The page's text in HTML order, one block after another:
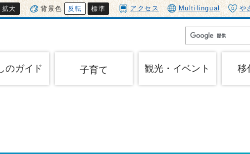
拡大 背景色 反転 標準 アクセス Multilingual や
のガイド 子育て 観光・イベント 移